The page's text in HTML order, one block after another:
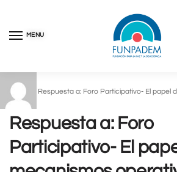
MENU
Inicio Respuesta a: Foro Participativo- El papel de
Respuesta a: Foro
Participativo- El